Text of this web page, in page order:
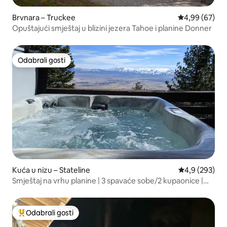
Brvnara – Truckee Prosječna
4,99 (67)
Opuštajući smještaj u blizini jezera Tahoe i planine Donner
Odabrali gosti
Odabrali gosti
Kuća u nizu – Stateline Prosječna
4,9 (293)
Smještaj na vrhu planine | 3 spavaće sobe/2 kupaonice |
Među najviše rangiranima s oznakom „Odabrali gosti”
Odabrali gosti